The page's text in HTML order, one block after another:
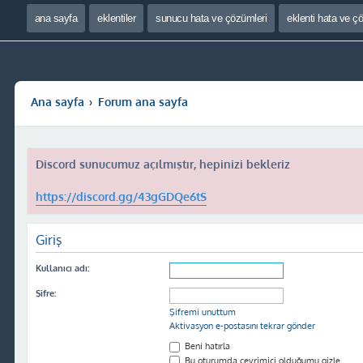
ana sayfa eklentiler sunucu hata ve çözümleri eklenti hata ve
Ana sayfa Forum ana sayfa
Discord sunucumuz açılmıştır, hepinizi bekleriz
https://discord.gg/43gGDQe6tS
Giriş
Kullanıcı adı:
Şifre:
Şifremi unuttum
Aktivasyon e-postasını tekrar gönder
Beni hatırla
Bu oturumda çevrimiçi olduğumu gizle